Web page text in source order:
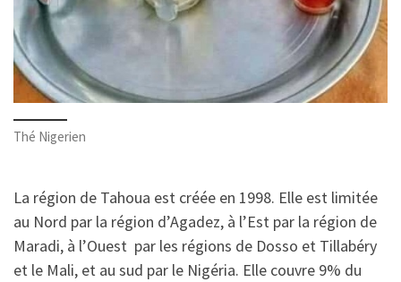
Thé Nigerien
La région de Tahoua est créée en 1998. Elle est limitée
au Nord par la région d’Agadez, à l’Est par la région de
Maradi, à l’Ouest par les régions de Dosso et Tillabéry
et le Mali, et au sud par le Nigéria. Elle couvre 9% du